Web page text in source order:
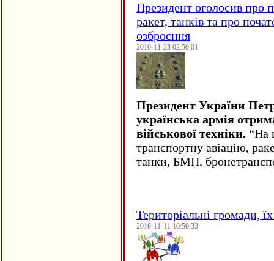
Президент оголосив про
ракет, танків та про
озброєння
2016-11-23 02:50:01
Президент України
українська армія
військової техніки. “На
транспортну авіацію,
танки, БМП,
Територіальні громади,
2016-11-11 10:50:33